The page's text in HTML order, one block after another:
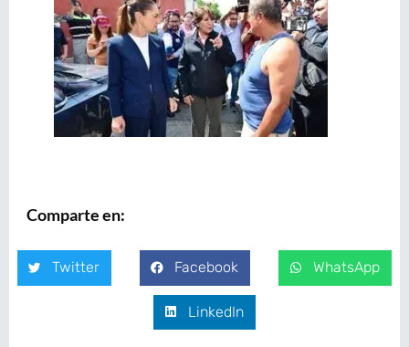
Comparte en:
Twitter Facebook WhatsApp
LinkedIn